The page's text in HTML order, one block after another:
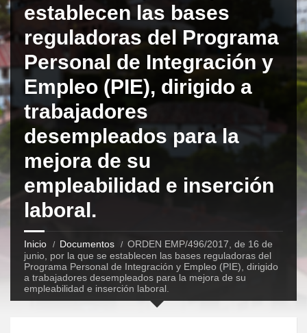
establecen las bases
reguladoras del Programa
Personal de Integración y
Empleo (PIE), dirigido a
trabajadores
desempleados para la
mejora de su
empleabilidad e inserción
laboral.
Inicio Documentos
ORDEN EMP/496/2017, de 16 de
junio, por la que se establecen las bases reguladoras del
Programa Personal de Integración y Empleo (PIE), dirigido
a trabajadores desempleados para la mejora de su
empleabilidad e inserción laboral.